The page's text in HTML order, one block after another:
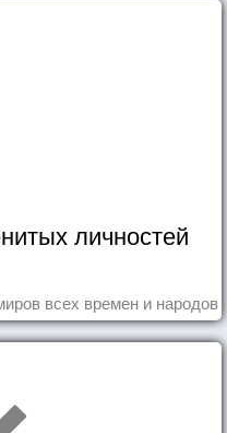
личностей
всех времен и народов